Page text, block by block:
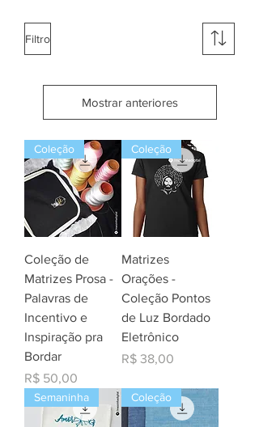
Filtro
Mostrar anteriores
Coleção
Coleção de
Matrizes Prosa -
Palavras de
Incentivo e
Inspiração pra
Bordar
Preço
R$ 50,00
Coleção
Matrizes
Orações -
Coleção Pontos
de Luz Bordado
Eletrônico
Preço
R$ 38,00
Semaninha Coleção